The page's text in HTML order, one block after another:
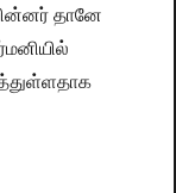
தானே